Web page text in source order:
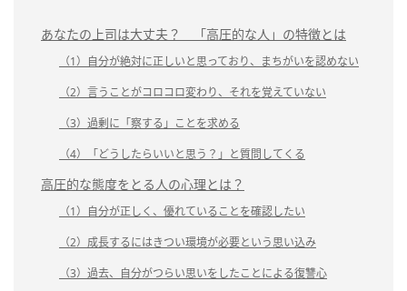
あなたの上司は大丈夫？ 「高圧的な人」の特徴とは
（1）自分が絶対に正しいと思っており、まちがいを認めない
（2）言うことがコロコロ変わり、それを覚えていない
（3）過剰に「察する」ことを求める
（4）「どうしたらいいと思う？」と質問してくる
高圧的な態度をとる人の心理とは？
（1）自分が正しく、優れていることを確認したい
（2）成長するにはきつい環境が必要という思い込み
（3）過去、自分がつらい思いをしたことによる復讐心